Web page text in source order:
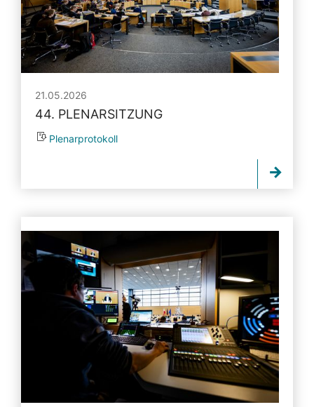
21.05.2026
44. PLENARSITZUNG
Plenarprotokoll